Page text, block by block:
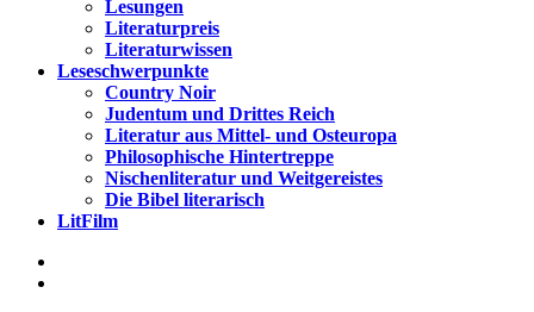
Lesungen
Literaturpreis
Literaturwissen
Leseschwerpunkte
Country Noir
Judentum und Drittes Reich
Literatur aus Mittel- und Osteuropa
Philosophische Hintertreppe
Nischenliteratur und Weitgereistes
Die Bibel literarisch
LitFilm